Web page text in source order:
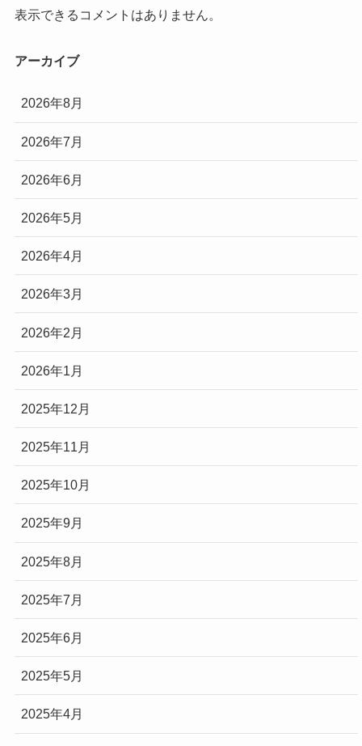
表示できるコメントはありません。
アーカイブ
2026年8月
2026年7月
2026年6月
2026年5月
2026年4月
2026年3月
2026年2月
2026年1月
2025年12月
2025年11月
2025年10月
2025年9月
2025年8月
2025年7月
2025年6月
2025年5月
2025年4月